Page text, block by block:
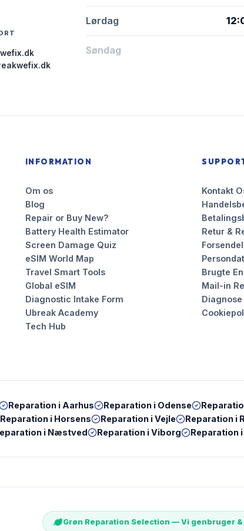
Lørdag
Søndag
INFORMATION
Om os
Blog
Repair or Buy New?
Battery Health Estimator
Screen Damage Quiz
eSIM World Map
Travel Smart Tools
Global eSIM
Diagnostic Intake Form
Ubreak Academy
Tech Hub
Kontakt
Retur &
Brugte
Mail-in
Reparation i Aarhus Reparation i Odense
Reparation i Horsens Reparation iVejle Reparation i
i Næstved Reparation iViborg Reparation i
Grøn Reparation Selection — Vi genbruger &